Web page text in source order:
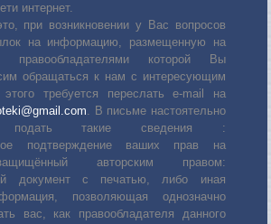
интернет.
при возникновении у Вас вопросов
на информацию, размещенную на
правообладателями которой Вы
обращаться к нам с интересующим
требуется переслать е-mail на
. В письме настоятельно
подать такие сведения :
подтверждение ваших прав на
авторским правом:
документ с печатью, либо иная
позволяющая однозначно
вас, как правообладателя данного